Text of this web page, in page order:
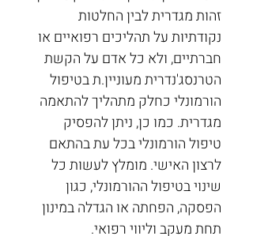
זהות מגדרית לבין החלטות
נקודתיות על תהליכים רפואיים או
חברתיים, ולא כל אדם על הקשת
הטרנסג'נדרית מעוניין.ת בטיפול
הורמונלי כחלק מתהליך להתאמה
מגדרית. כמו כן, ניתן להפסיק
טיפול הורמונלי בכל עת בהתאם
לרצון האישי. מומלץ לעשות כל
שינוי בטיפול ההורמונלי, כגון
הפסקה, הפחתה או הגדלה במינון
תחת מעקב וליווי רפואי.